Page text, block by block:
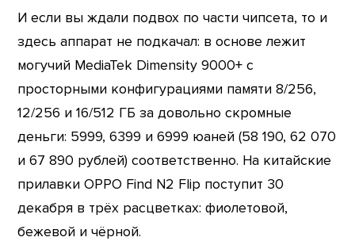
И если вы ждали подвох по части чипсета, то и
здесь аппарат не подкачал: в основе лежит
могучий MediaTek Dimensity 9000+ с
просторными конфигурациями памяти 8/256,
12/256 и 16/512 ГБ за довольно скромные
деньги: 5999, 6399 и 6999 юаней (58 190, 62 070
и 67 890 рублей) соответственно. На китайские
прилавки OPPO Find N2 Flip поступит 30
декабря в трёх расцветках: фиолетовой,
бежевой и чёрной.